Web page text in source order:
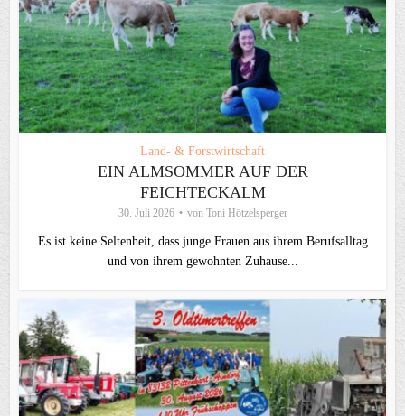
Land- & Forstwirtschaft
EIN ALMSOMMER AUF DER
FEICHTECKALM
30. Juli 2026 von Toni Hötzelsperger
Es ist keine Seltenheit, dass junge Frauen aus ihrem Berufsalltag
und von ihrem gewohnten Zuhause...